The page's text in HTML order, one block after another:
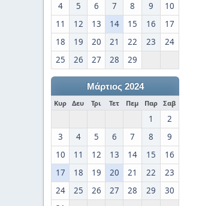
4
5 6 7 8 9
10
11
12 13 14 15 16
17
18
19 20 21 22 23
24
25
26 27 28 29
Μάρτιος 2024
Κυρ Δευ Τρι Τετ Πεμ Παρ Σαβ
1
2
3
4 5 6 7 8
9
10
11 12 13 14 15
16
17
18 19 20 21 22
23
24
25 26 27 28 29
30